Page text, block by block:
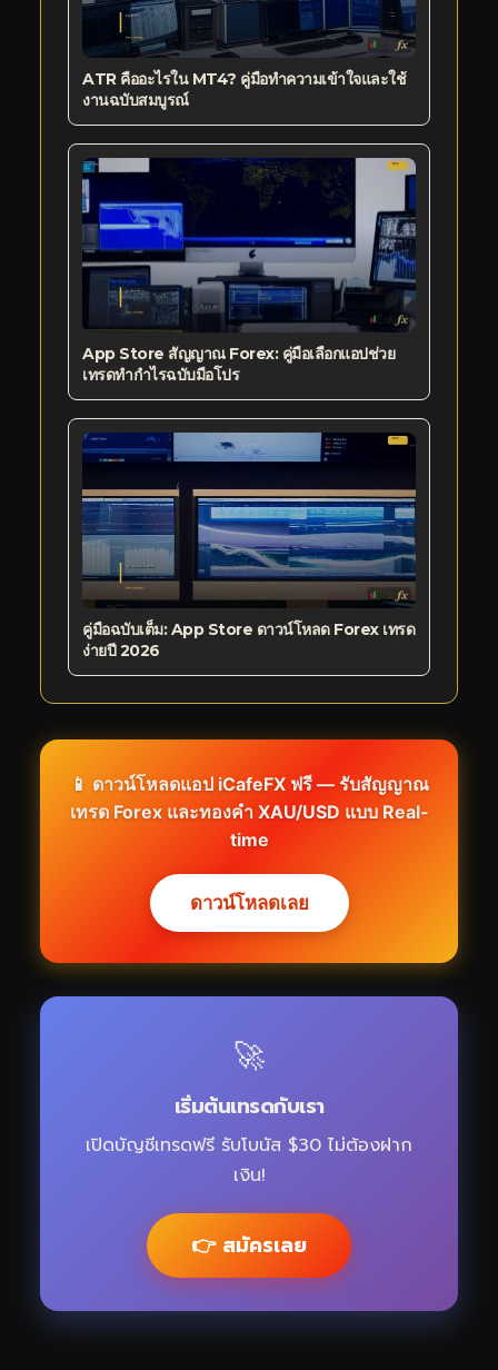
ATR คืออะไรใน MT4? คู่มือทำความเข้าใจและใช้
งานฉบับสมบูรณ์
App Store สัญญาณ Forex: คู่มือเลือกแอปช่วย
เทรดทำกำไรฉบับมือโปร
คู่มือฉบับเต็ม: App Store ดาวน์โหลด Forex เทรด
ง่ายปี 2026
📱 ดาวน์โหลดแอป iCafeFX ฟรี — รับสัญญาณ
เทรด Forex และทองคำ XAU/USD แบบ Real-
time
ดาวน์โหลดเลย
🚀
เริ่มต้นเทรดกับเรา
เปิดบัญชีเทรดฟรี รับโบนัส $30 ไม่ต้องฝาก
เงิน!
👉 สมัครเลย